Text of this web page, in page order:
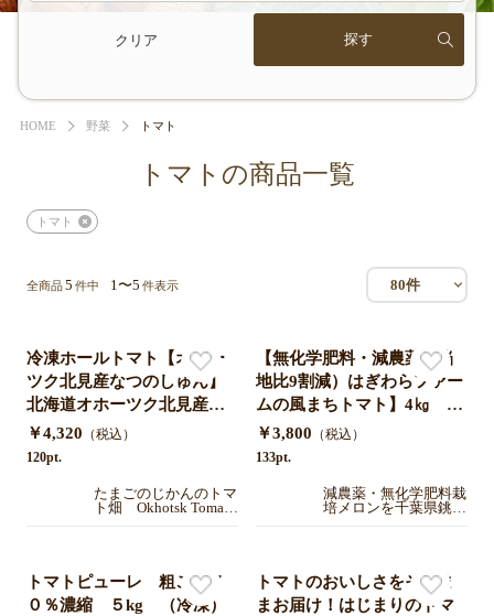
クリア
HOME 野菜 トマト
トマトの商品一覧
トマト
全商品5 件中 1〜5 件表示 80件
冷凍ホールトマト【オホー
ツク北見産なつのしゅん】
北海道オホーツク北見産
５kg 業務用
￥4,320 （税込）
120pt.
たまごのじかんのトマ
ト畑 Okhotsk Tomato
【無化学肥料・減農薬（当
地比9割減）はぎわらファー
ムの風まちトマト】4㎏ 2
0〜30個程度でお届け千葉県
銚子産 ミネラル豊富で味
￥3,800 （税込）
133pt.
減農薬・無化学肥料栽
培メロンを千葉県銚子
トマトピューレ 粗ごし７
０％濃縮 ５kg （冷凍）
トマトのおいしさをそのま
まお届け！はじまりのトマ